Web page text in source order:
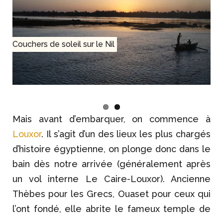
Couchers de soleil sur le Nil
Mais avant d’embarquer, on commence à
Louxor. Il s’agit d’un des lieux les plus chargés
d’histoire égyptienne, on plonge donc dans le
bain dès notre arrivée (généralement après
un vol interne Le Caire-Louxor). Ancienne
Thèbes pour les Grecs, Ouaset pour ceux qui
l’ont fondé, elle abrite le fameux temple de